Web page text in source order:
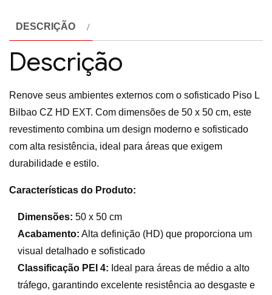
DESCRIÇÃO
Descrição
Renove seus ambientes externos com o sofisticado Piso L
Bilbao CZ HD EXT. Com dimensões de 50 x 50 cm, este
revestimento combina um design moderno e sofisticado
com alta resistência, ideal para áreas que exigem
durabilidade e estilo.
Características do Produto:
Dimensões: 50 x 50 cm
Acabamento: Alta definição (HD) que proporciona um
visual detalhado e sofisticado
Classificação PEI 4: Ideal para áreas de médio a alto
tráfego, garantindo excelente resistência ao desgaste e